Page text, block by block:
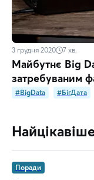
3 грудня 2020 7 хв.
Майбутнє Big
затребуваним
#BigData #БігДата
Поради